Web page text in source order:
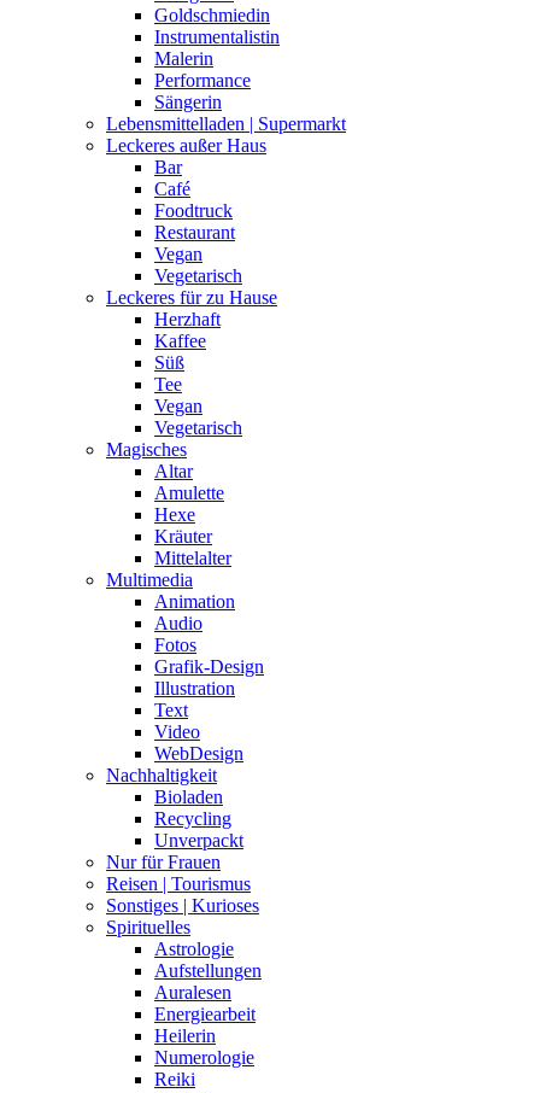
Goldschmiedin
Instrumentalistin
Malerin
Performance
Sängerin
Lebensmittelladen | Supermarkt
Leckeres außer Haus
Bar
Café
Foodtruck
Restaurant
Vegan
Vegetarisch
Leckeres für zu Hause
Herzhaft
Kaffee
Süß
Tee
Vegan
Vegetarisch
Magisches
Altar
Amulette
Hexe
Kräuter
Mittelalter
Multimedia
Animation
Audio
Fotos
Grafik-Design
Illustration
Text
Video
WebDesign
Nachhaltigkeit
Bioladen
Recycling
Unverpackt
Nur für Frauen
Reisen | Tourismus
Sonstiges | Kurioses
Spirituelles
Astrologie
Aufstellungen
Auralesen
Energiearbeit
Heilerin
Numerologie
Reiki